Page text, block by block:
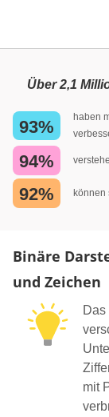
Über 2,1
93%
haben
94%
92% können
Binäre
und Zeichen
mit